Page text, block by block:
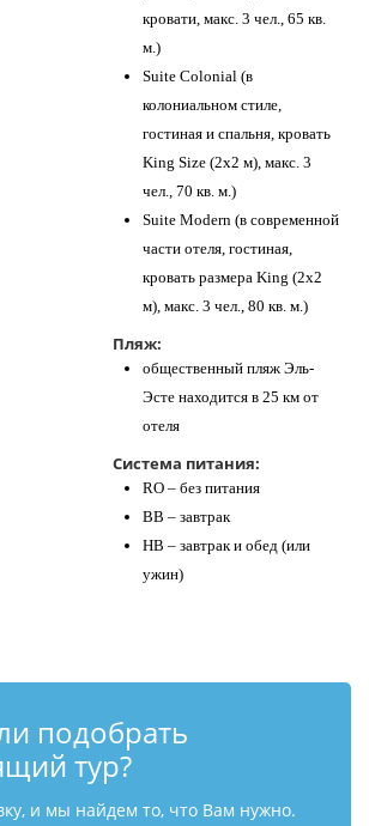
кровати, макс. 3 чел., 65 кв.
м.)
Suite Colonial (в
колониальном стиле,
гостиная и спальня, кровать
King Size (2х2 м), макс. 3
чел., 70 кв. м.)
Suite Modern (в современной
части отеля, гостиная,
кровать размера King (2x2
м), макс. 3 чел., 80 кв. м.)
Пляж:
общественный пляж Эль-
Эсте находится в 25 км от
отеля
Система питания:
RO – без питания
BB – завтрак
HB – завтрак и обед (или
ужин)
подобрать
тур?
и мы найдем то, что Вам нужно.